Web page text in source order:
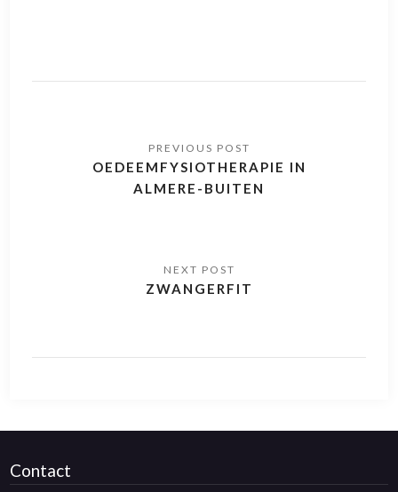
OEDEEMFYSIOTHERAPIE IN
ALMERE-BUITEN
ZWANGERFIT
Contact